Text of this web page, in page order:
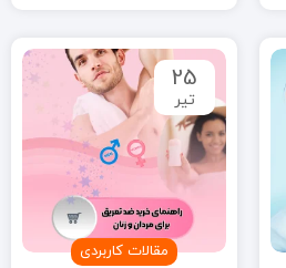
مقالات کاربردی
25
تیر